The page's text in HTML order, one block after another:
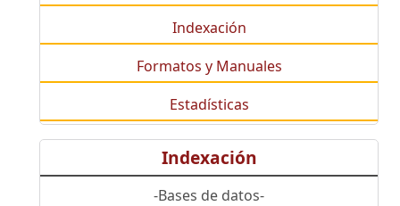
Indexación
Formatos y Manuales
Estadísticas
Indexación
-Bases de datos-